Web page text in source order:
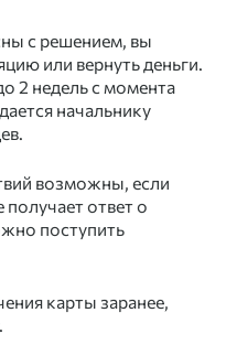
с решением, вы
или вернуть деньги.
2 недель с момента
начальнику
возможны, если
ответ о
поступить
карты заранее,